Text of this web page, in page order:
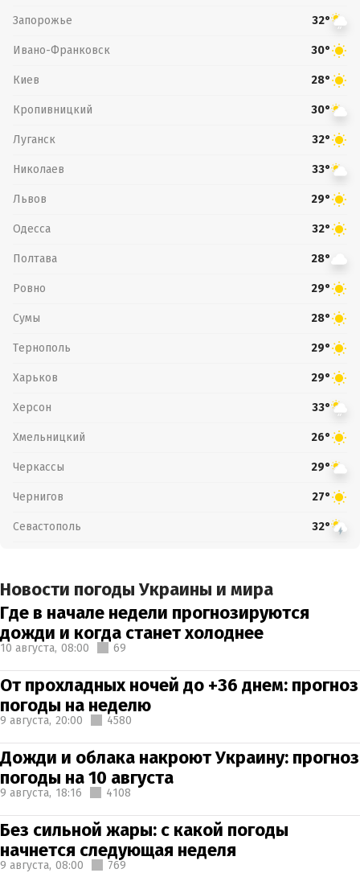
Запорожье 32°
Ивано-Франковск 30°
Киев 28°
Кропивницкий 30°
Луганск 32°
Николаев 33°
Львов 29°
Одесса 32°
Полтава 28°
Ровно 29°
Сумы 28°
Тернополь 29°
Харьков 29°
Херсон 33°
Хмельницкий 26°
Черкассы 29°
Чернигов 27°
Севастополь 32°
Новости погоды Украины и мира
Где в начале недели прогнозируются
дожди и когда станет холоднее
10 августа, 08:00 69
От прохладных ночей до +36 днем: прогноз
погоды на неделю
9 августа, 20:00 4580
Дожди и облака накроют Украину: прогноз
погоды на 10 августа
9 августа, 18:16 4108
Без сильной жары: с какой погоды
начнется следующая неделя
9 августа, 08:00 769